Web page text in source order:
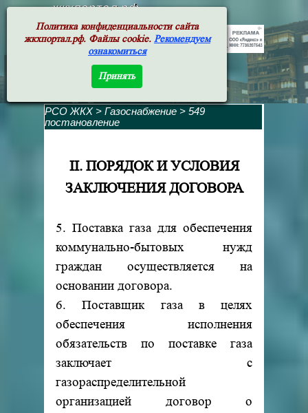
жкхпортал.рф
РСО ЖКХ> Газоснабжение > 549
постановление
II. ПОРЯДОК И УСЛОВИЯ
ЗАКЛЮЧЕНИЯ ДОГОВОРА
5. Поставка газа для обеспечения
коммунально-бытовых нужд
граждан осуществляется на
основании договора.
6. Поставщик газа в целях
обеспечения исполнения
обязательств по поставке газа
заключает с
газораспределительной
организацией договор о
Политика конфиденциальности сайта
жкхпортал.рф. Файлы cookie. Рекомендуем
ознакомиться
Принять